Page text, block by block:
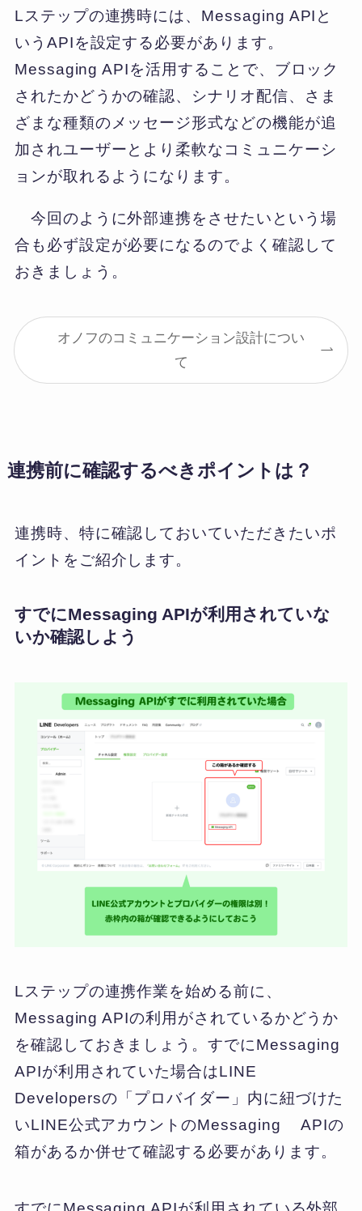
Lステップの連携時には、Messaging APIと
いうAPIを設定する必要があります。
Messaging APIを活用することで、ブロック
されたかどうかの確認、シナリオ配信、さま
ざまな種類のメッセージ形式などの機能が追
加されユーザーとより柔軟なコミュニケーシ
ョンが取れるようになります。
今回のように外部連携をさせたいという場
合も必ず設定が必要になるのでよく確認して
おきましょう。
オノフのコミュニケーション設計につい
て
連携前に確認するべきポイントは？
連携時、特に確認しておいていただきたいポ
イントをご紹介します。
すでにMessaging APIが利用されていな
いか確認しよう
Lステップの連携作業を始める前に、
Messaging APIの利用がされているかどうか
を確認しておきましょう。すでにMessaging
APIが利用されていた場合はLINE
Developersの「プロバイダー」内に紐づけた
いLINE公式アカウントのMessaging APIの
箱があるか併せて確認する必要があります。